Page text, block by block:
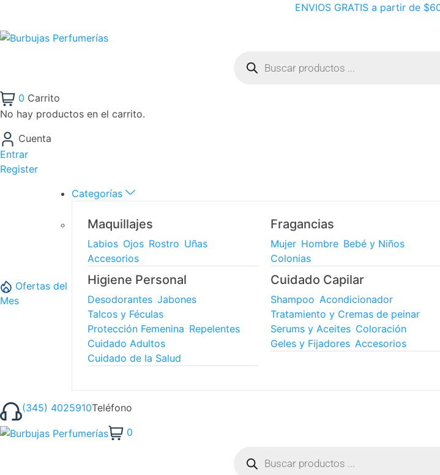
ENVIOS GRATIS a partir de
0 Carrito
No hay productos en el carrito.
Cuenta
Entrar
Register
Ofertas del
Mes
Categorías
Maquillajes
Labios Ojos Rostro Uñas
Accesorios
Higiene Personal
Desodorantes Jabones
Talcos y Féculas
Protección Femenina Repelentes
Cuidado Adultos
Cuidado de la Salud
Fragancias
Mujer Hombre Bebé y Niños
Colonias
Cuidado Capilar
Shampoo Acondicionador
Tratamiento y Cremas de peinar
Serums y Aceites Coloración
Geles y Fijadores Accesorios
(345) 4025910Teléfono
0